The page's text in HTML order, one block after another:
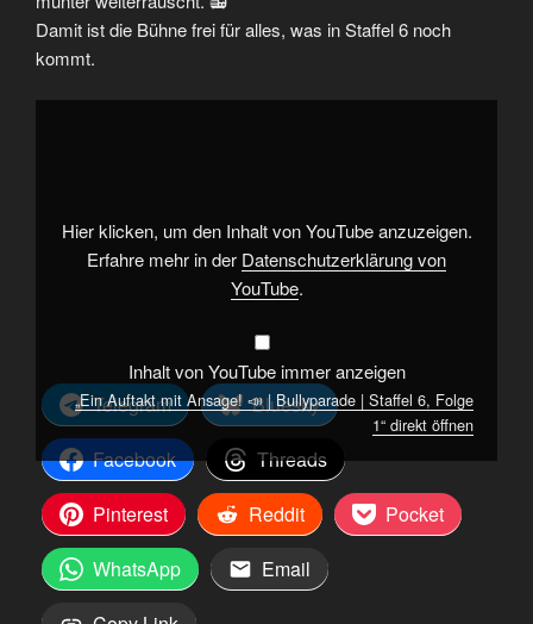
Damit ist die Bühne frei für alles, was in Staffel 6 noch
kommt.
„Ein
Staffel
Hier klicken, um den Inhalt von YouTube anzuzeigen.
Erfahre mehr in der Datenschutzerklärung von
YouTube.
Inhalt von YouTube immer anzeigen
„Ein Auftakt mit Ansage! 📣 | Bullyparade | Staffel 6, Folge
1“ direkt öffnen
Telegram
Bluesky
Facebook
Threads
Pinterest
Reddit
Pocket
WhatsApp
Email